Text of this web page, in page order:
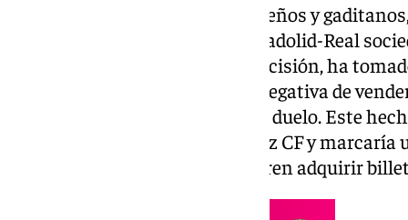
Además del duelo entre malagueños y
decisión de declarar el Real Valladolid-Real
vallisoletano, tras conocer la decisión, ha
partido. Entre ellas destaca la negativa de
taquillas exceptuando el día del duelo. Este
estadios, podría tomarlo el Cádiz CF y
aquellos aficionados que no logren adquirir